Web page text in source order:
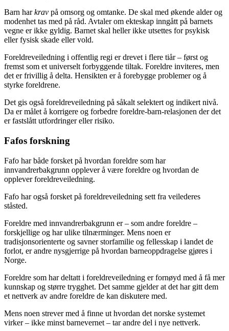
Barn harkrav på omsorg og omtanke. De skal med økende alder og
modenhet tas med på råd. Avtaler om ekteskap inngått på barnets
vegne er ikke gyldig. Barnet skal heller ikke utsettes for psykisk
eller fysisk skade eller vold.
Foreldreveiledning i offentlig regi er drevet i flere tiår – først og
fremst som et universelt forbyggende tiltak. Foreldre inviteres, men
det er frivillig å delta. Hensikten er å forebygge problemer og å
styrke foreldrene.
Det gis også foreldreveiledning på såkalt selektert og indikert nivå.
Da er målet å korrigere og forbedre foreldre-barn-relasjonen der det
er fastslått utfordringer eller risiko.
Fafos forskning
Fafo har både forsket på hvordan foreldre som har
innvandrerbakgrunn opplever å være foreldre og hvordan de
opplever foreldreveiledning.
Fafo har også forsket på foreldreveiledning sett fra veilederes
ståsted.
Foreldre med innvandrerbakgrunn er – som andre foreldre –
forskjellige og har ulike tilnærminger. Mens noen er
tradisjonsorienterte og savner storfamilie og fellesskap i landet de
forlot, er andre nysgjerrige på hvordan barneoppdragelse gjøres i
Norge.
Foreldre som har deltatt i foreldreveiledning er fornøyd med å få mer
kunnskap og større trygghet. Det samme gjelder at det har gitt dem
et nettverk av andre foreldre de kan diskutere med.
Mens noen strever med å finne ut hvordan det norske systemet
virker – ikke minst barnevernet – tar andre del i nye nettverk.